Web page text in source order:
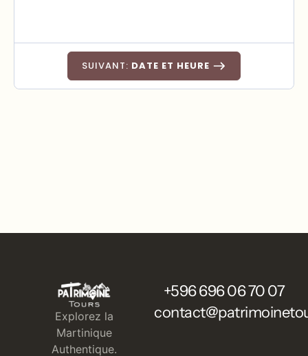
SUIVANT: DATE ET HEURE
Explorez la
Martinique
Authentique.
+596 696 06 70 07